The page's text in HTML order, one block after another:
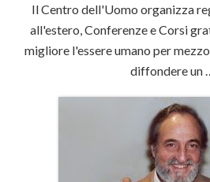
Il Centro dell'Uomo organizza
all'estero, Conferenze e Corsi
migliore l'essere umano per
diffondere un …